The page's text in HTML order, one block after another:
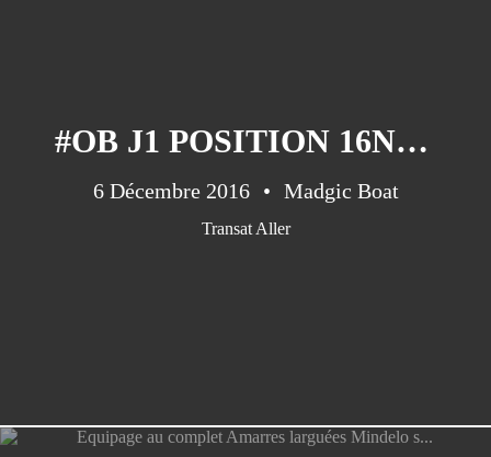
#OB J1 POSITION 16N44 27W08 140 NM APRES LE MOIS...
6 Décembre 2016 Madgic Boat
Transat Aller